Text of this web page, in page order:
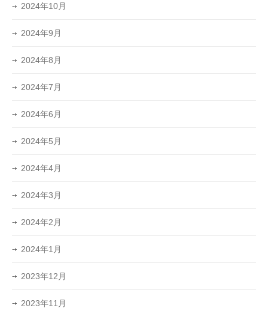
2024年10月
2024年9月
2024年8月
2024年7月
2024年6月
2024年5月
2024年4月
2024年3月
2024年2月
2024年1月
2023年12月
2023年11月